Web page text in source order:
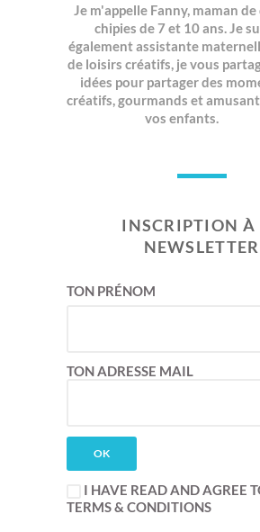
Je m'appelle Fanny, maman
chipies de 7 et 10 ans. Je
également assistante
de loisirs créatifs, je vous
idées pour partager des
créatifs, gourmands et
vos enfants.
INSCRIPTION À
NEWSLETTER
TON PRÉNOM
TON ADRESSE MAIL
I HAVE READ AND AGREE
TERMS & CONDITIONS